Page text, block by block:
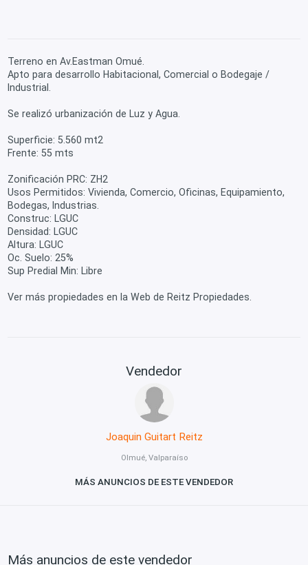
Terreno en Av.Eastman Omué.
Apto para desarrollo Habitacional, Comercial o Bodegaje /
Industrial.
Se realizó urbanización de Luz y Agua.
Superficie: 5.560 mt2
Frente: 55 mts
Zonificación PRC: ZH2
Usos Permitidos: Vivienda, Comercio, Oficinas, Equipamiento,
Bodegas, Industrias.
Construc: LGUC
Densidad: LGUC
Altura: LGUC
Oc. Suelo: 25%
Sup Predial Min: Libre
Ver más propiedades en la Web de Reitz Propiedades.
Vendedor
Joaquin Guitart Reitz
Olmué, Valparaíso
MÁS ANUNCIOS DE ESTE VENDEDOR
Más anuncios de este vendedor